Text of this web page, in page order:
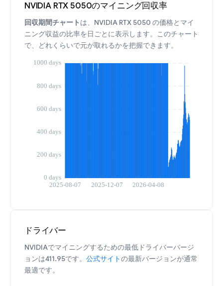
NVIDIA RTX 5050のマイニング回収率
回収期間チャート は、NVIDIA RTX 5050 の価格とマイ
ニング収益の比率を日ごとに表示します。このチャート
で、どれくらいで元が取れるかを把握できます。
ドライバー
NVIDIAでマイニングするための最低ドライバーバージ
ョンは411.95です。 公式サイトの最新バージョンが通常
最適です。